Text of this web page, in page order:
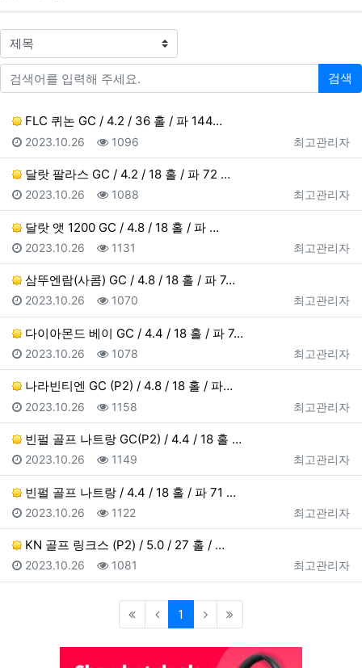
검색대상
검색어 검색
FLC 퀴논 GC / 4.2 / 36 홀 / 파 144…
등록자
최고관리자
등록일
2023.10.26 조회
1096
달랏 팔라스 GC / 4.2 / 18 홀 / 파 72 …
등록자
최고관리자
등록일
2023.10.26 조회
1088
달랏 앳 1200 GC / 4.8 / 18 홀 / 파 …
등록자
최고관리자
등록일
2023.10.26 조회
1131
삼뚜엔람(사콤) GC / 4.8 / 18 홀 / 파 7…
등록자
최고관리자
등록일
2023.10.26 조회
1070
다이아몬드 베이 GC / 4.4 / 18 홀 / 파 7…
등록자
최고관리자
등록일
2023.10.26 조회
1078
나라빈티엔 GC (P2) / 4.8 / 18 홀 / 파…
등록자
최고관리자
등록일
2023.10.26 조회
1158
빈펄 골프 나트랑 GC(P2) / 4.4 / 18 홀 …
등록자
최고관리자
등록일
2023.10.26 조회
1149
빈펄 골프 나트랑 / 4.4 / 18 홀 / 파 71 …
등록자
최고관리자
등록일
2023.10.26 조회
1122
KN 골프 링크스 (P2) / 5.0 / 27 홀 / …
등록자
최고관리자
등록일
2023.10.26 조회
1081
1 (current)